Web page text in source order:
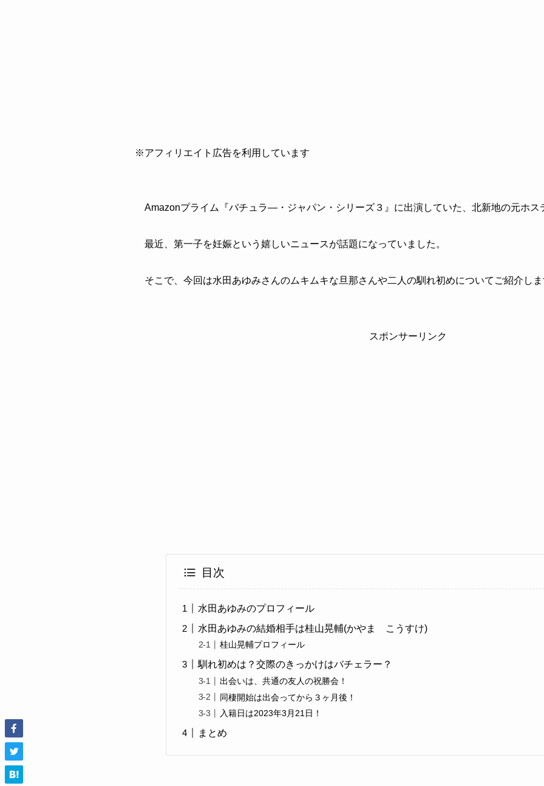
※アフィリエイト広告を利用しています
Amazonプライム『バチュラ―・ジャパン・シリーズ３』に出演していた、北新地の元ホス
最近、第一子を妊娠という嬉しいニュースが話題になっていました。
そこで、今回は水田あゆみさんのムキムキな旦那さんや二人の馴れ初めについてご紹介し
スポンサーリンク
目次
水田あゆみのプロフィール
水田あゆみの結婚相手は桂山晃輔(かやま こうすけ)
桂山晃輔プロフィール
馴れ初めは？交際のきっかけはバチェラー？
出会いは、共通の友人の祝勝会！
同棲開始は出会ってから３ヶ月後！
入籍日は2023年3月21日！
まとめ